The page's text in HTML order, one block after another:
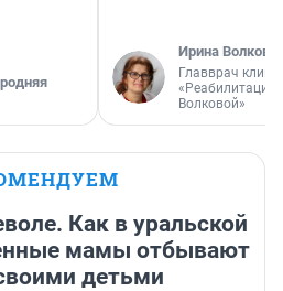
Ирина Волкова
Главврач
«Реабилитация
Волковой»
Как в уральской
мамы отбывают
детьми